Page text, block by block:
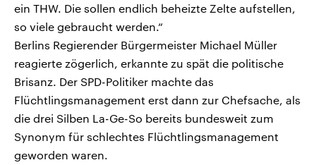
ein THW. Die sollen endlich beheizte Zelte aufstellen,
so viele gebraucht werden.“
Berlins Regierender Bürgermeister Michael Müller
reagierte zögerlich, erkannte zu spät die politische
Brisanz. Der SPD-Politiker machte das
Flüchtlingsmanagement erst dann zur Chefsache, als
die drei Silben La-Ge-So bereits bundesweit zum
Synonym für schlechtes Flüchtlingsmanagement
geworden waren.